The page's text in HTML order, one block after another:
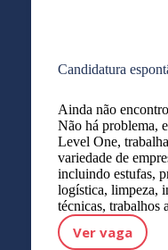
Candidatura
Ainda não
Não há problema,
Level One,
variedade de
incluindo estufas,
logística, limpeza,
técnicas, trabalhos
Ver vaga
Candidatura